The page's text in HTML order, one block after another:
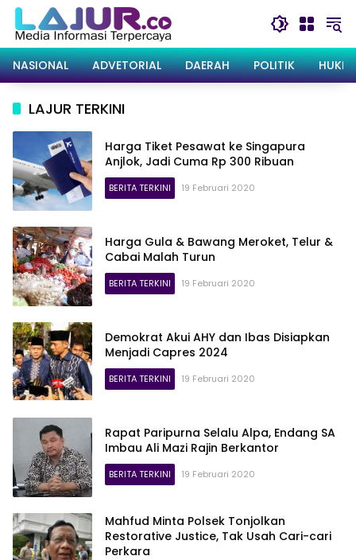
Langsung
konten
NASIONAL
ADVETORIAL DAERAH POLITIK
LAJUR TERKINI
Harga Tiket Pesawat ke Singapura
Anjlok, Jadi Cuma Rp 300 Ribuan
BERITA TERKINI 19 Februari 2020
Harga Gula & Bawang Meroket, Telur &
Cabai Malah Turun
BERITA TERKINI 19 Februari 2020
Demokrat Akui AHY dan Ibas Disiapkan
Menjadi Capres 2024
BERITA TERKINI 19 Februari 2020
lajur
Rapat Paripurna Selalu Alpa, Endang SA
Imbau Ali Mazi Rajin Berkantor
BERITA TERKINI 19 Februari 2020
Mahfud Minta Polsek Tonjolkan
Restorative Justice, Tak Usah Cari-cari
Perkara